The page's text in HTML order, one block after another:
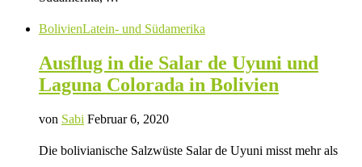
BolivienLatein- und Südamerika
Ausflug in die Salar de Uyuni und
Laguna Colorada in Bolivien
von Sabi Februar 6, 2020
Die bolivianische Salzwüste Salar de Uyuni misst mehr als